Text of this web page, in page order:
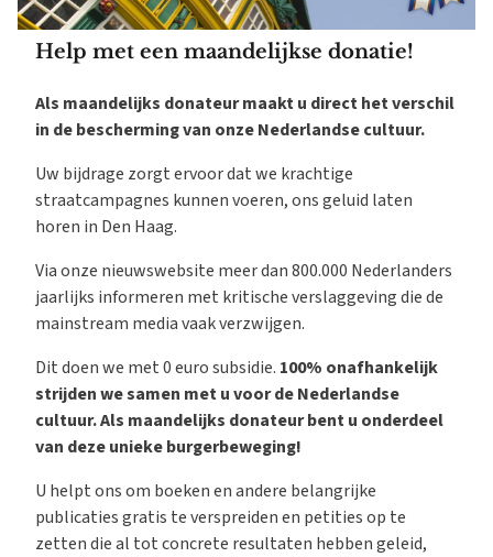
Help met een maandelijkse donatie!
Als maandelijks donateur maakt u direct het verschil
in de bescherming van onze Nederlandse cultuur.
Uw bijdrage zorgt ervoor dat we krachtige
straatcampagnes kunnen voeren, ons geluid laten
horen in Den Haag.
Via onze nieuwswebsite meer dan 800.000 Nederlanders
jaarlijks informeren met kritische verslaggeving die de
mainstream media vaak verzwijgen.
Dit doen we met 0 euro subsidie. 100% onafhankelijk
strijden we samen met u voor de Nederlandse
cultuur. Als maandelijks donateur bent u onderdeel
van deze unieke burgerbeweging!
U helpt ons om boeken en andere belangrijke
publicaties gratis te verspreiden en petities op te
zetten die al tot concrete resultaten hebben geleid,